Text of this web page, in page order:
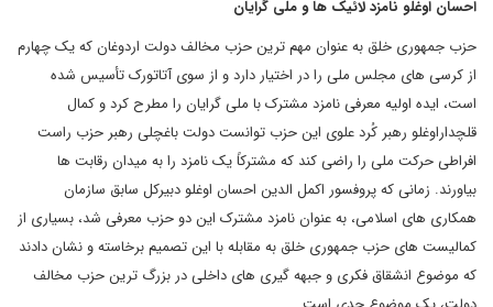
احسان اوغلو نامزد لائیک ها و ملی گرایان
حزب جمهوری خلق به عنوان مهم ترین حزب مخالف دولت اردوغان که یک چهارم
از کرسی های مجلس ملی را در اختیار دارد و از سوی آتاتورک تأسیس شده
است، ایده اولیه معرفی نامزد مشترک با ملی گرایان را مطرح کرد و کمال
قلچداراوغلو رهبر کُرد علوی این حزب توانست دولت باغچلی رهبر حزب راست
افراطی حرکت ملی را راضی کند که مشترکاً یک نامزد را به میدان رقابت ها
بیاورند. زمانی که پروفسور اکمل الدین احسان اوغلو دبیرکل سابق سازمان
همکاری های اسلامی، به عنوان نامزد مشترک این دو حزب معرفی شد، بسیاری از
کمالیست های حزب جمهوری خلق به مقابله با این تصمیم برخاسته و نشان دادند
که موضوع انشقاق فکری و جبهه گیری های داخلی در بزرگ ترین حزب مخالف